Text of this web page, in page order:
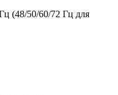
(48/50/60/72 Гц для